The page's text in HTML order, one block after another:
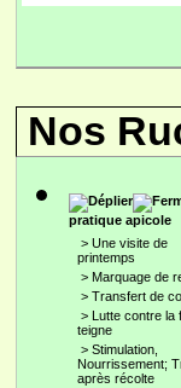
Nos
pratique apicole
> Une visite de
printemps
> Marquage de
> Transfert de
> Lutte contre la
teigne
> Stimulation,
Nourrissement;
après récolte